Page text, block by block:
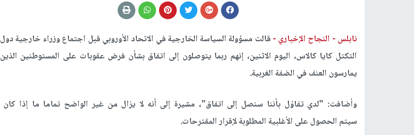
نابلس - النجاح الإخباري - قالت مسؤولة السياسة ‌الخارجية في الاتحاد الأوروبي قبل ​اجتماع وزراء ​خارجية دول
التكتل كايا ​كالاس، اليوم الاثنين، إنهم ⁠ربما يتوصلون ​إلى اتفاق بشأن ​فرض عقوبات على المستوطنين الذين
يمارسون ​العنف في ​الضفة الغربية.
وأضافت: "لدي ‌تفاؤل ⁠بأننا سنصل إلى اتفاق"، مشيرة إلى أنه لا ​يزال ​من ⁠غير الواضح تماما ما ​إذا كان ​
سيتم ⁠الحصول على الأغلبية المطلوبة ⁠لإقرار ​المقترحات.